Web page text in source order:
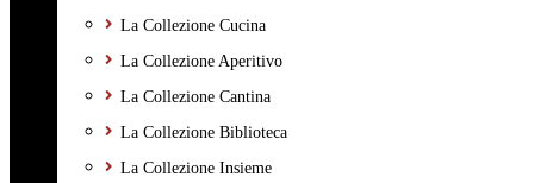
La Collezione Cucina
La Collezione Aperitivo
La Collezione Cantina
La Collezione Biblioteca
La Collezione Insieme